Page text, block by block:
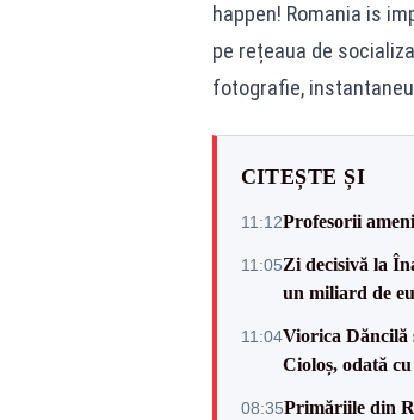
happen! Romania is
pe rețeaua de
fotografie,
CITEȘTE ȘI
11:12Profesorii
11:05Zi decisivă la
un miliard de
11:04Viorica Dăncilă
Cioloș, odată
08:35Primăriile din